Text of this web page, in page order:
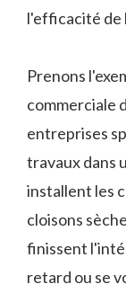
l'efficacité de
Prenons
commerciale
entreprises
travaux dans
installent les
cloisons
finissent
retard ou se